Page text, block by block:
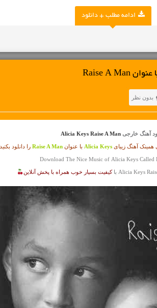
ادامه مطلب + دانلود
بدون نظر
آهنگ خارجی
آهنگ زیبایAlicia Keys با عنوانRaise A Man را دانلود بکنید
کیفیت بسیار خوب همراه با پخش آنلاین